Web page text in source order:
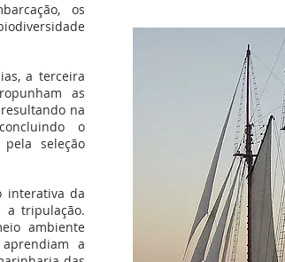
os
a terceira
as
na
o
seleção
interativa da
a tripulação.
ambiente
a